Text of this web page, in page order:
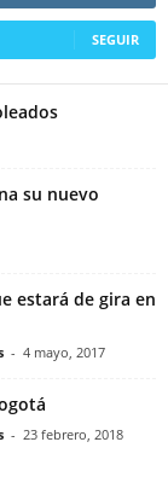
SEGUIR
su nuevo
estará de gira en
- 4 mayo, 2017
- 23 febrero, 2018